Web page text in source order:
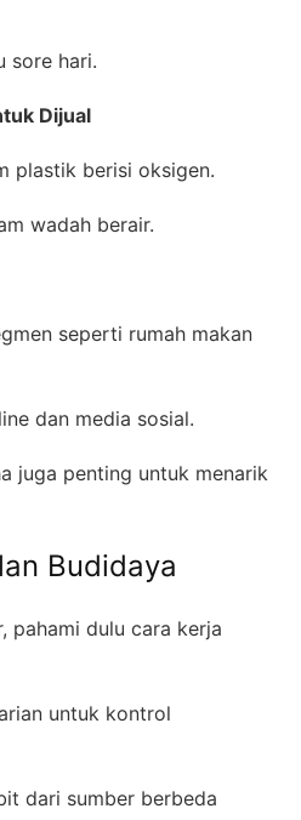
sore hari.
Dijual
plastik berisi oksigen.
wadah berair.
seperti rumah makan
dan media sosial.
juga penting untuk menarik
Budidaya
pahami dulu cara kerja
untuk kontrol
dari sumber berbeda